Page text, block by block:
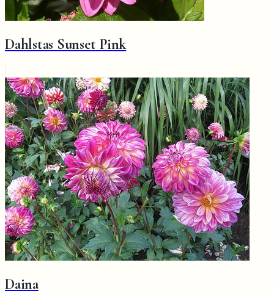
Dahlstas Sunset Pink
Daina